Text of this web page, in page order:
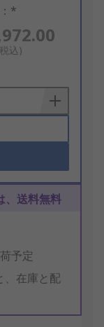
*
込)
、送料無料
予定
、在庫と配